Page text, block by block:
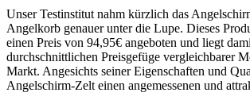
Unser Testinstitut nahm kürzlich das
Angelkorb genauer unter die Lupe. Dieses
einen Preis von 94,95€ angeboten und liegt
durchschnittlichen Preisgefüge vergleichbarer
Markt. Angesichts seiner Eigenschaften und
Angelschirm-Zelt einen angemessenen und